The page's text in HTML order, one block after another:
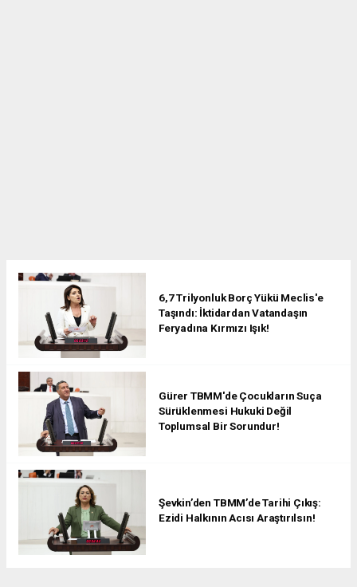
6,7 Trilyonluk Borç Yükü Meclis'e
Taşındı: İktidardan Vatandaşın
Feryadına Kırmızı Işık!
Gürer TBMM'de Çocukların Suça
Sürüklenmesi Hukuki Değil
Toplumsal Bir Sorundur!
Şevkin’den TBMM’de Tarihi Çıkış:
Ezidi Halkının Acısı Araştırılsın!